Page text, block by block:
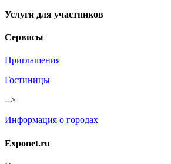
Услуги для участников
Сервисы
Приглашения
Гостиницы
-->
Информация о городах
Exponet.ru